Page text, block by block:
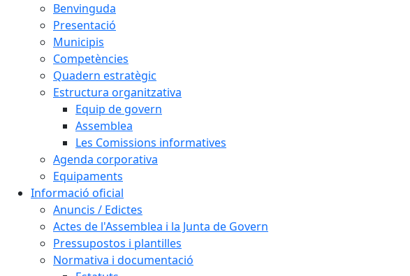
Benvinguda
Presentació
Municipis
Competències
Quadern estratègic
Estructura organitzativa
Equip de govern
Assemblea
Les Comissions informatives
Agenda corporativa
Equipaments
Informació oficial
Anuncis / Edictes
Actes de l'Assemblea i la Junta de Govern
Pressupostos i plantilles
Normativa i documentació